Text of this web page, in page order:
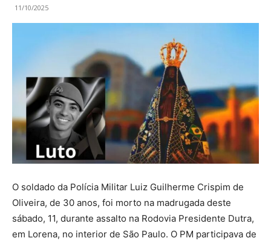
11/10/2025
O soldado da Polícia Militar Luiz Guilherme Crispim de
Oliveira, de 30 anos, foi morto na madrugada deste
sábado, 11, durante assalto na Rodovia Presidente Dutra,
em Lorena, no interior de São Paulo. O PM participava de